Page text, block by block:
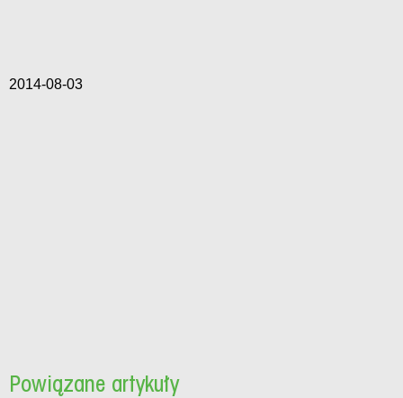
2014-08-03
Powiązane artykuły